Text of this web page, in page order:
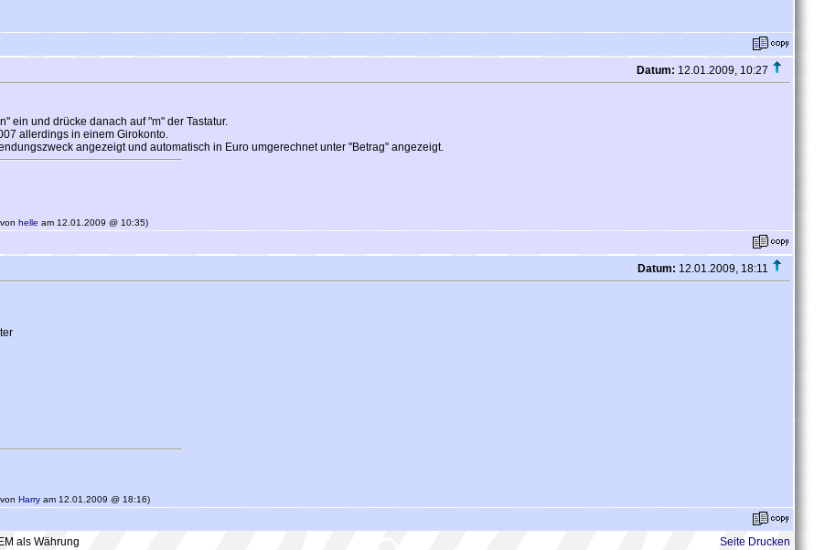
Datum: 12.01.2009, 10:27
ein und drücke danach auf "m" der Tastatur.
allerdings in einem Girokonto.
angezeigt und automatisch in Euro umgerechnet unter "Betrag" angezeigt.
helle am 12.01.2009 @ 10:35)
Datum: 12.01.2009, 18:11
Harry am 12.01.2009 @ 18:16)
als Währung
Seite Drucken